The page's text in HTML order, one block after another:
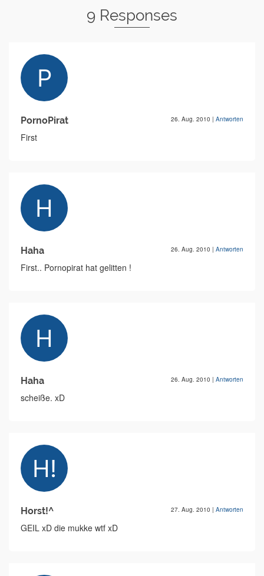
9 Responses
PornoPirat 26. Aug. 2010 | Antworten
First
Haha 26. Aug. 2010 | Antworten
First.. Pornopirat hat gelitten !
Haha 26. Aug. 2010 | Antworten
scheiße. xD
Horst!^ 27. Aug. 2010 | Antworten
GEIL xD die mukke wtf xD